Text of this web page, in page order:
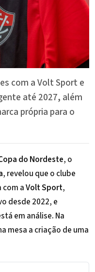
com a Volt Sport e
até 2027, além
própria para o
do Nordeste, o
, revelou que o clube
aVolt Sport,
desde 2022, e
em análise. Na
mesa a criação de uma